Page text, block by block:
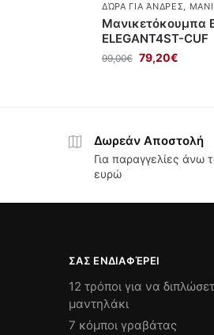
ΔΏΡΑ ΓΙΑ ΆΝΔΡΕΣ,
Μανικετόκουμπα
ELEGANT4ST-CUF
99,00€ 79,20€
Δωρεάν Αποστολή
Για παραγγελίες άνω
ευρώ
ΣΑΣ ΕΝΔΙΑΦΈΡΕΙ
12 τρόποι για να
μαντηλάκι
7 κόμποι γραβάτας